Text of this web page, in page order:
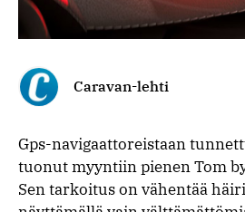
Caravan-lehti
Gps-navigaattoreistaan
tuonut myyntiin pienen Tom
Sen tarkoitus on vähentää